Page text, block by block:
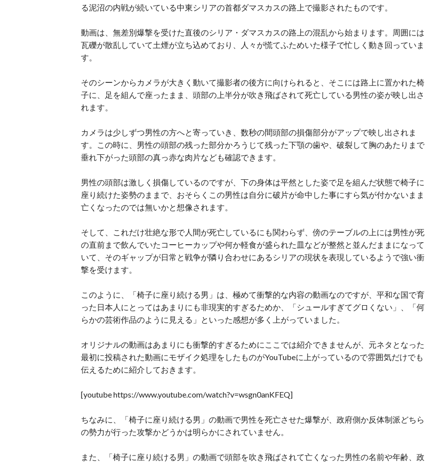
る泥沼の内戦が続いている中東シリアの首都ダマスカスの路上で撮影されたものです。
動画は、無差別爆撃を受けた直後のシリア・ダマスカスの路上の混乱から始まります。周囲には
瓦礫が散乱していて土煙が立ち込めており、人々が慌てふためいた様子で忙しく動き回っていま
す。
そのシーンからカメラが大きく動いて撮影者の後方に向けられると、そこには路上に置かれた椅
子に、足を組んで座ったまま、頭部の上半分が吹き飛ばされて死亡している男性の姿が映し出さ
れます。
カメラは少しずつ男性の方へと寄っていき、数秒の間頭部の損傷部分がアップで映し出されま
す。この時に、男性の頭部の残った部分かろうじて残った下顎の歯や、破裂して胸のあたりまで
垂れ下がった頭部の真っ赤な肉片なども確認できます。
男性の頭部は激しく損傷しているのですが、下の身体は平然とした姿で足を組んだ状態で椅子に
座り続けた姿勢のままで、おそらくこの男性は自分に破片が命中した事にすら気が付かないまま
亡くなったのでは無いかと想像されます。
そして、これだけ壮絶な形で人間が死亡しているにも関わらず、傍のテーブルの上には男性が死
の直前まで飲んでいたコーヒーカップや何か軽食が盛られた皿などが整然と並んだままになって
いて、そのギャップが日常と戦争が隣り合わせにあるシリアの現状を表現しているようで強い衝
撃を受けます。
このように、「椅子に座り続ける男」は、極めて衝撃的な内容の動画なのですが、平和な国で育
った日本人にとってはあまりにも非現実的すぎるためか、「シュールすぎてグロくない」、「何
らかの芸術作品のように見える」といった感想が多く上がっていました。
オリジナルの動画はあまりにも衝撃的すぎるためにここでは紹介できませんが、元ネタとなった
最初に投稿された動画にモザイク処理をしたものがYouTubeに上がっているので雰囲気だけでも
伝えるために紹介しておきます。
[youtube https://www.youtube.com/watch?v=wsgn0anKFEQ]
ちなみに、「椅子に座り続ける男」の動画で男性を死亡させた爆撃が、政府側か反体制派どちら
の勢力が行った攻撃かどうかは明らかにされていません。
また、「椅子に座り続ける男」の動画で頭部を吹き飛ばされて亡くなった男性の名前や年齢、政